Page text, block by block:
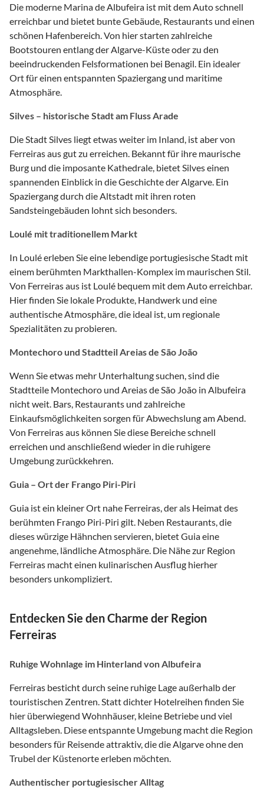
Die moderne Marina de Albufeira ist mit dem Auto schnell
erreichbar und bietet bunte Gebäude, Restaurants und einen
schönen Hafenbereich. Von hier starten zahlreiche
Bootstouren entlang der Algarve-Küste oder zu den
beeindruckenden Felsformationen bei Benagil. Ein idealer
Ort für einen entspannten Spaziergang und maritime
Atmosphäre.
Silves – historische Stadt am Fluss Arade
Die Stadt Silves liegt etwas weiter im Inland, ist aber von
Ferreiras aus gut zu erreichen. Bekannt für ihre maurische
Burg und die imposante Kathedrale, bietet Silves einen
spannenden Einblick in die Geschichte der Algarve. Ein
Spaziergang durch die Altstadt mit ihren roten
Sandsteingebäuden lohnt sich besonders.
Loulé mit traditionellem Markt
In Loulé erleben Sie eine lebendige portugiesische Stadt mit
einem berühmten Markthallen-Komplex im maurischen Stil.
Von Ferreiras aus ist Loulé bequem mit dem Auto erreichbar.
Hier finden Sie lokale Produkte, Handwerk und eine
authentische Atmosphäre, die ideal ist, um regionale
Spezialitäten zu probieren.
Montechoro und Stadtteil Areias de São João
Wenn Sie etwas mehr Unterhaltung suchen, sind die
Stadtteile Montechoro und Areias de São João in Albufeira
nicht weit. Bars, Restaurants und zahlreiche
Einkaufsmöglichkeiten sorgen für Abwechslung am Abend.
Von Ferreiras aus können Sie diese Bereiche schnell
erreichen und anschließend wieder in die ruhigere
Umgebung zurückkehren.
Guia – Ort der Frango Piri-Piri
Guia ist ein kleiner Ort nahe Ferreiras, der als Heimat des
berühmten Frango Piri-Piri gilt. Neben Restaurants, die
dieses würzige Hähnchen servieren, bietet Guia eine
angenehme, ländliche Atmosphäre. Die Nähe zur Region
Ferreiras macht einen kulinarischen Ausflug hierher
besonders unkompliziert.
Entdecken Sie den Charme der Region
Ferreiras
Ruhige Wohnlage im Hinterland von Albufeira
Ferreiras besticht durch seine ruhige Lage außerhalb der
touristischen Zentren. Statt dichter Hotelreihen finden Sie
hier überwiegend Wohnhäuser, kleine Betriebe und viel
Alltagsleben. Diese entspannte Umgebung macht die Region
besonders für Reisende attraktiv, die die Algarve ohne den
Trubel der Küstenorte erleben möchten.
Authentischer portugiesischer Alltag